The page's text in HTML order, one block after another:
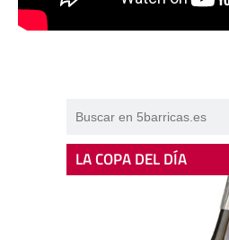
LA COPA DEL DÍA